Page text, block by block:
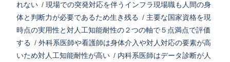
れない / 現場での突発対応を伴うインフラ現場職も人間の身
体と判断力が必要であるため生き残る / 主要な国家資格を現
時点の実用性と対人工知能耐性の２つの軸で５点満点で評価
する / 外科系医師や看護師は身体介入や対人対応の要素が高
いため対人工知能耐性が高い / 内科系医師はデータ診断が人